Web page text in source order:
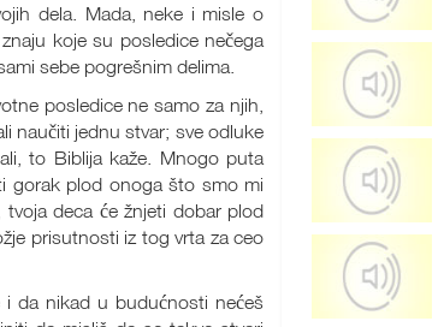
dela. Mada, neke i misle o
koje su posledice nečega
sebe pogrešnim delima.
posledice ne samo za njih,
naučiti jednu stvar; sve odluke
to Biblija kaže. Mnogo puta
gorak plod onoga što smo mi
deca će žnjeti dobar plod
prisutnosti iz tog vrta za ceo
da nikad u budućnosti nećeš